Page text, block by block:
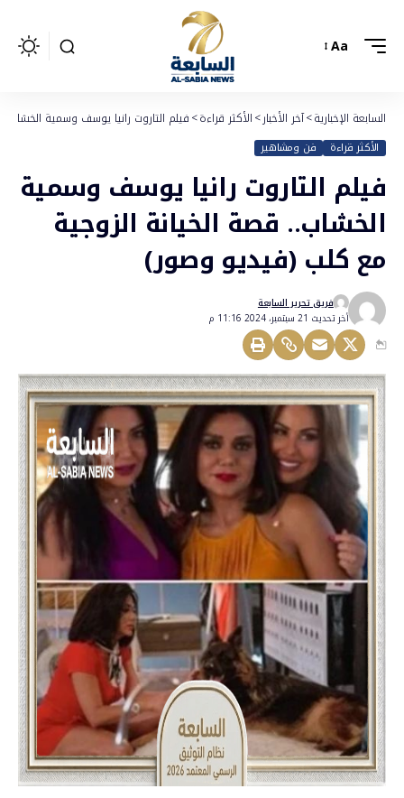
Aa
السابعة الإخبارية>آخر الأخبار>الأكثر قراءة>فيلم التاروت رانيا يوسف وسمية
الأكثر قراءة فن ومشاهير
فيلم التاروت رانيا يوسف وسمية
الخشاب.. قصة الخيانة الزوجية
مع كلب (فيديو وصور)
أخر تحديث 21 سبتمبر، 2024 11:16 م
فريق تحرير السابعة